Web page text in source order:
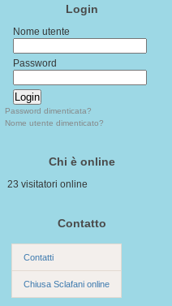
Login
Nome utente
Password
Password dimenticata?
Nome utente dimenticato?
Chi è online
23 visitatori online
Contatto
Contatti
Chiusa Sclafani online